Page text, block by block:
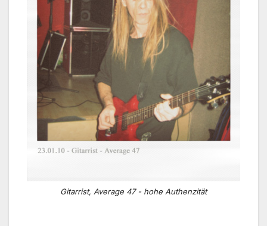
Gitarrist, Average 47 - hohe Authenzität